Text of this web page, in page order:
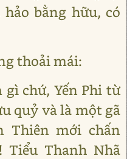
bằng hữu, có
thoải mái:
chứ, Yến Phi từ
quỷ và là một gã
Thiên mới chấn
Tiểu Thanh Nhã